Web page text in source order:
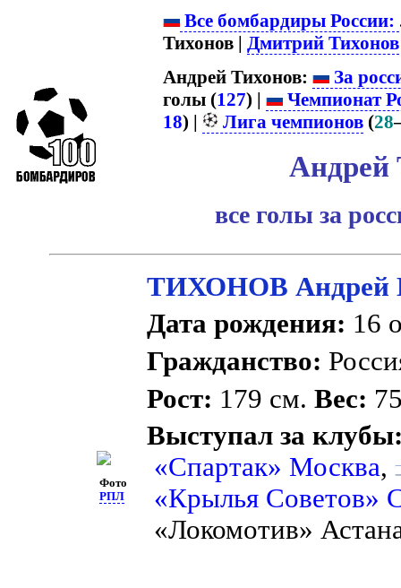
Все бомбардиры России:
Тихонов | Дмитрий Тихонов
Андрей Тихонов:
За
голы (127) |
Чемпионат
18) | Лига чемпионов (28
Андрей
все голы за
Фото
РПЛ
ТИХОНОВ Андрей
Дата рождения: 16
Гражданство:
Рост: 179 см.Вес:
Выступал за
«Спартак» Москва,
«Крылья Советов»
«Локомотив»